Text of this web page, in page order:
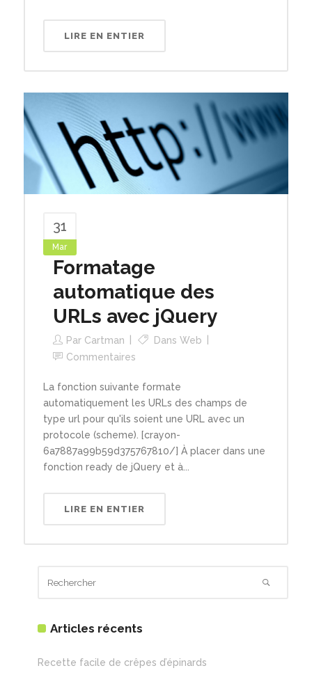
LIRE EN ENTIER
31
Mar
Formatage
automatique des
URLs avec jQuery
Par Cartman Dans Web
Commentaires
La fonction suivante formate
automatiquement les URLs des champs de
type url pour qu'ils soient une URL avec un
protocole (scheme). [crayon-
6a7887a99b59d375767810/] À placer dans une
fonction ready de jQuery et à...
LIRE EN ENTIER
Articles récents
Recette facile de crêpes d’épinards